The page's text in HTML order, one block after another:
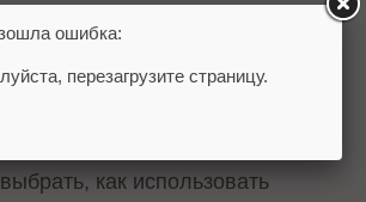
основного видеоконтента
как использовать
ошибка:
перезагрузите страницу.